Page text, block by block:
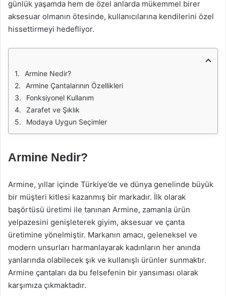
günlük yaşamda hem de özel anlarda mükemmel birer
aksesuar olmanın ötesinde, kullanıcılarına kendilerini özel
hissettirmeyi hedefliyor.
Armine Nedir?
Armine Çantalarının Özellikleri
Fonksiyonel Kullanım
Zarafet ve Şıklık
Modaya Uygun Seçimler
Armine Nedir?
Armine, yıllar içinde Türkiye’de ve dünya genelinde büyük
bir müşteri kitlesi kazanmış bir markadır. İlk olarak
başörtüsü üretimi ile tanınan Armine, zamanla ürün
yelpazesini genişleterek giyim, aksesuar ve çanta
üretimine yönelmiştir. Markanın amacı, geleneksel ve
modern unsurları harmanlayarak kadınların her anında
yanlarında olabilecek şık ve kullanışlı ürünler sunmaktır.
Armine çantaları da bu felsefenin bir yansıması olarak
karşımıza çıkmaktadır.